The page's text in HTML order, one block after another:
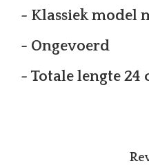
- Klassiek model
- Ongevoerd
- Totale lengte 24